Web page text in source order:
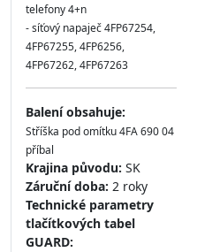
telefony 4+n
- síťový napaječ 4FP67254,
4FP67255, 4FP6256,
4FP67262, 4FP67263
Balení obsahuje:
Stříška pod omítku 4FA 690 04
příbal
Krajina původu: SK
Záruční doba: 2 roky
Technické parametry
tlačítkových tabel
GUARD: